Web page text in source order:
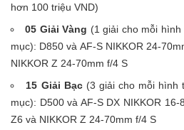
hơn 100 triệu VND)
05 Giải Vàng (1 giải cho mỗi
mục): D850 và AF-S NIKKOR 24-
NIKKOR Z 24-70mm f/4 S
15 Giải Bạc(3 giải cho mỗi hình
mục): D500 và AF-S DX NIKKOR
Z6 và NIKKOR Z 24-70mm f/4 S